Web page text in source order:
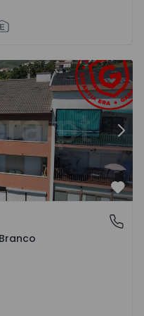
e Canhoso - 1497806 -